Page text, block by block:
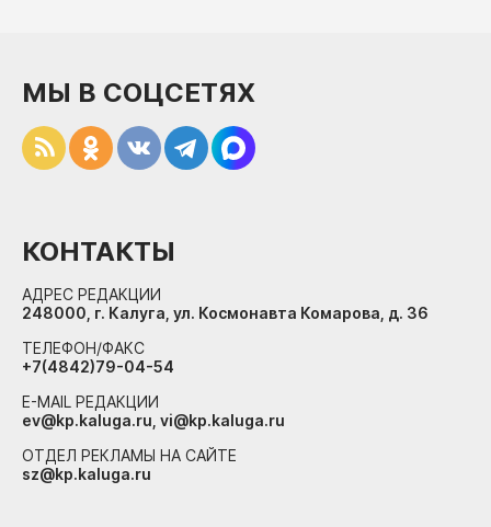
МЫ В СОЦСЕТЯХ
КОНТАКТЫ
АДРЕС РЕДАКЦИИ
248000, г. Калуга, ул. Космонавта Комарова, д. 36
ТЕЛЕФОН/ФАКС
+7(4842)79-04-54
E-MAIL РЕДАКЦИИ
ev@kp.kaluga.ru, vi@kp.kaluga.ru
ОТДЕЛ РЕКЛАМЫ НА САЙТЕ
sz@kp.kaluga.ru